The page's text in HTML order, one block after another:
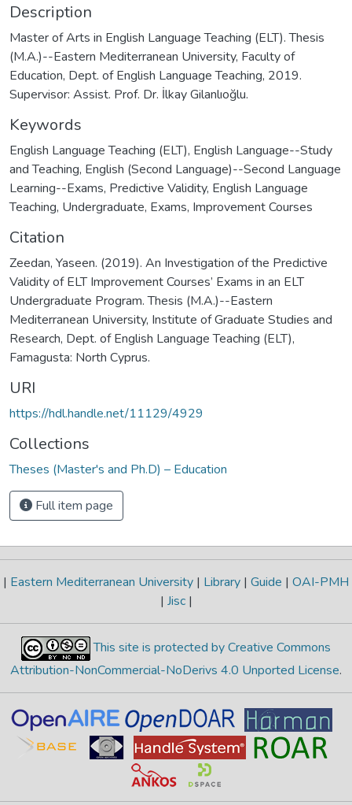
Description
Master of Arts in English Language Teaching (ELT). Thesis
(M.A.)--Eastern Mediterranean University, Faculty of
Education, Dept. of English Language Teaching, 2019.
Supervisor: Assist. Prof. Dr. İlkay Gilanlıoğlu.
Keywords
English Language Teaching (ELT), English Language--Study
and Teaching, English (Second Language)--Second Language
Learning--Exams, Predictive Validity, English Language
Teaching, Undergraduate, Exams, Improvement Courses
Citation
Zeedan, Yaseen. (2019). An Investigation of the Predictive
Validity of ELT Improvement Courses’ Exams in an ELT
Undergraduate Program. Thesis (M.A.)--Eastern
Mediterranean University, Institute of Graduate Studies and
Research, Dept. of English Language Teaching (ELT),
Famagusta: North Cyprus.
URI
https://hdl.handle.net/11129/4929
Collections
Theses (Master's and Ph.D) – Education
Full item page
| Eastern Mediterranean University | Library | Guide | OAI-PMH
| Jisc |
This site is protected by Creative Commons
Attribution-NonCommercial-NoDerivs 4.0 Unported License.